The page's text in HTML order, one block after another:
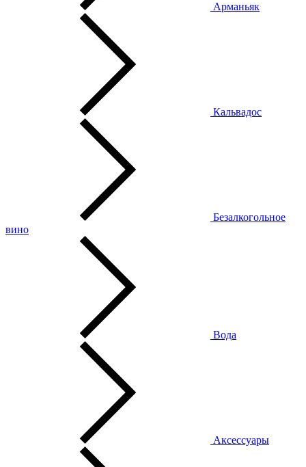
Арманьяк
Кальвадос
Безалкогольное
вино
Вода
Аксессуары